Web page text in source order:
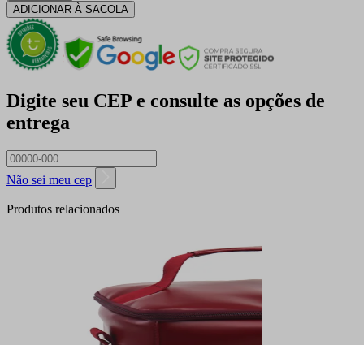
ADICIONAR À SACOLA
Digite seu CEP e consulte as opções de
entrega
Não sei meu cep
Produtos relacionados